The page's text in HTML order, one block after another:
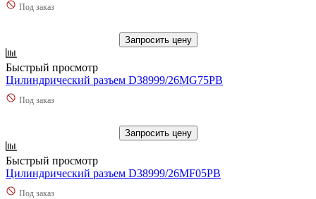
Под заказ
Запросить цену
Быстрый просмотр
Цилиндрический разъем D38999/26MG75PB
Под заказ
Запросить цену
Быстрый просмотр
Цилиндрический разъем D38999/26MF05PB
Под заказ